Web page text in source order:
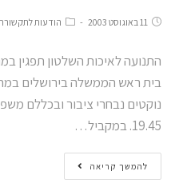
11 באוגוסט 2003 הודעות לתקשורת
בית ראש הממשלה בירושלים
נוקטים נבחרי ציבור ובכללם
19.45. במקביל…
להמשך קריאה